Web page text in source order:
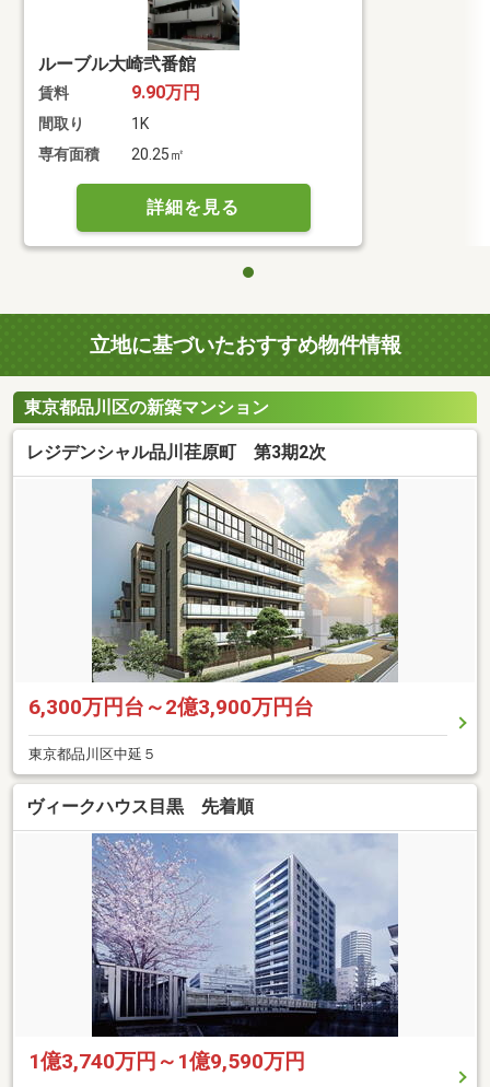
ルーブル大崎弐番館
賃料 9.90万円
間取り
1K
専有面積
20.25㎡
詳細を見る
立地に基づいたおすすめ物件情報
東京都品川区の新築マンション
レジデンシャル品川荏原町 第3期2次
6,300万円台～2億3,900万円台
東京都品川区中延５
ヴィークハウス目黒 先着順
1億3,740万円～1億9,590万円